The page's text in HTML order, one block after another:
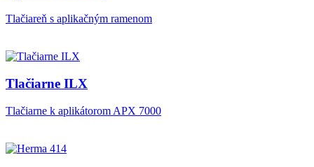
Tlačiareň s aplikačným ramenom
Tlačiarne ILX
Tlačiarne k aplikátorom APX 7000